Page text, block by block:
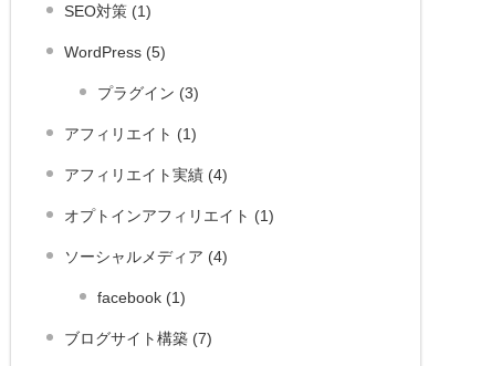
SEO対策 (1)
WordPress (5)
プラグイン (3)
アフィリエイト (1)
アフィリエイト実績 (4)
オプトインアフィリエイト (1)
ソーシャルメディア (4)
facebook (1)
ブログサイト構築 (7)